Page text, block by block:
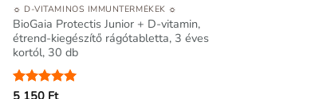
☼ D-VITAMINOS IMMUNTERMÉKEK ☼
BioGaia Protectis Junior + D-vitamin,
étrend-kiegészítő rágótabletta, 3 éves
kortól, 30 db
Értékelés: